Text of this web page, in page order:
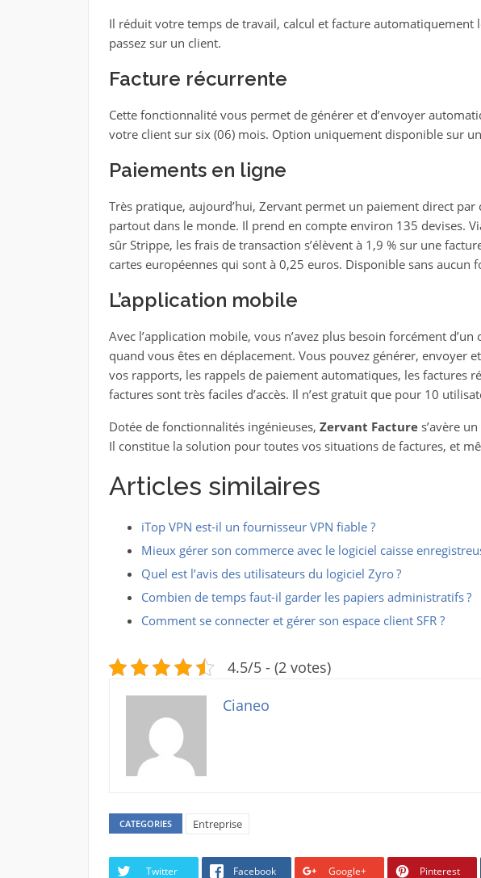
Il réduit votre temps de travail, calcul et facture automatiquement
passez sur un client.
Facture récurrente
Cette fonctionnalité vous permet de générer et d’envoyer
votre client sur six (06) mois. Option uniquement disponible sur
Paiements en ligne
Très pratique, aujourd’hui, Zervant permet un paiement direct par
partout dans le monde. Il prend en compte environ 135 devises.
sûr Strippe, les frais de transaction s’élèvent à 1,9 % sur une
cartes européennes qui sont à 0,25 euros. Disponible sans aucun
L’application mobile
Avec l’application mobile, vous n’avez plus besoin forcément
quand vous êtes en déplacement. Vous pouvez générer, envoyer
vos rapports, les rappels de paiement automatiques, les factures
factures sont très faciles d’accès. Il n’est gratuit que pour 10
Dotée de fonctionnalités ingénieuses, Zervant Factures’avère
Il constitue la solution pour toutes vos situations de factures, et
Articles similaires
iTop VPN est-il un fournisseur VPN fiable ?
Mieux gérer son commerce avec le logiciel caisse
Quel est l’avis des utilisateurs du logiciel Zyro ?
Combien de temps faut-il garder les papiers administratifs ?
Comment se connecter et gérer son espace client SFR ?
4.5/5 - (2 votes)
Cianeo
CATEGORIES Entreprise
Twitter Facebook Google+ Pinterest